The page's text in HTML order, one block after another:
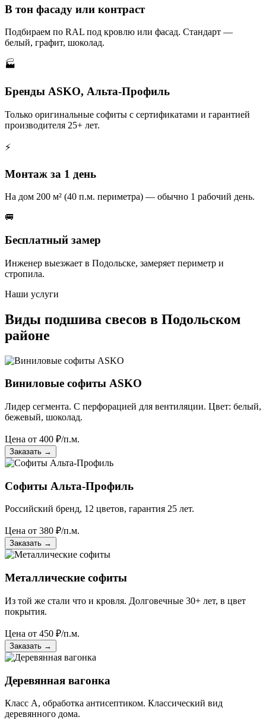
В тон фасаду или контраст
Подбираем по RAL под кровлю или фасад. Стандарт —
белый, графит, шоколад.
🏭
Бренды ASKO, Альта-Профиль
Только оригинальные софиты с сертификатами и гарантией
производителя 25+ лет.
⚡
Монтаж за 1 день
На дом 200 м² (40 п.м. периметра) — обычно 1 рабочий день.
🚐
Бесплатный замер
Инженер выезжает в Подольске, замеряет периметр и
стропила.
Наши услуги
Виды подшива свесов в Подольском
районе
Виниловые софиты ASKO
Лидер сегмента. С перфорацией для вентиляции. Цвет: белый,
бежевый, шоколад.
Цена от 400 ₽/п.м.
Заказать →
Софиты Альта-Профиль
Российский бренд, 12 цветов, гарантия 25 лет.
Цена от 380 ₽/п.м.
Заказать →
Металлические софиты
Из той же стали что и кровля. Долговечные 30+ лет, в цвет
покрытия.
Цена от 450 ₽/п.м.
Заказать →
Деревянная вагонка
Класс А, обработка антисептиком. Классический вид
деревянного дома.